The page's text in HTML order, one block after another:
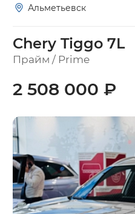
Альметьевск
Chery Tiggo 7L
Прайм / Prime
2 508 000 ₽